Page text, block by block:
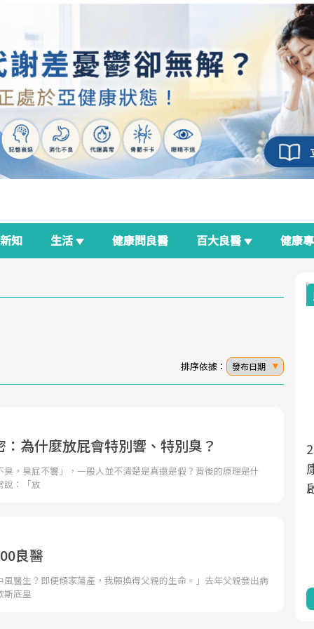
新知 生活 健康問良醫 百大良醫 健康
排序依據： 發布日期
為什麼放屁會特別響、特別臭？
臭，臭屁不響」，一般人並不清楚是真還是假？背後的原理是什
說：「放
良醫
風醫生？即便傾家蕩產，我願換得父親的生命。」去年父親發出病
斯底里
面對超高齡社會的浪潮，台灣正在快速邁
向「健康照護」的新時代。隨著國家政策
良醫生活祭
2025年，就到良醫生活祭體驗「一站式健
康新生活」，從講座、體驗到運動，全面